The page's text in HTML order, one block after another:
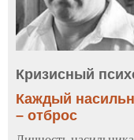
Кризисный
Каждый
– отброс